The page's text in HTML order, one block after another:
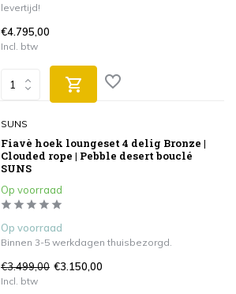
levertijd!
€4.795,00
Incl. btw
SUNS
Fiavè hoek loungeset 4 delig Bronze |
Clouded rope | Pebble desert bouclé
SUNS
Op voorraad
Op voorraad
Binnen 3-5 werkdagen thuisbezorgd.
€3.499,00 €3.150,00
Incl. btw